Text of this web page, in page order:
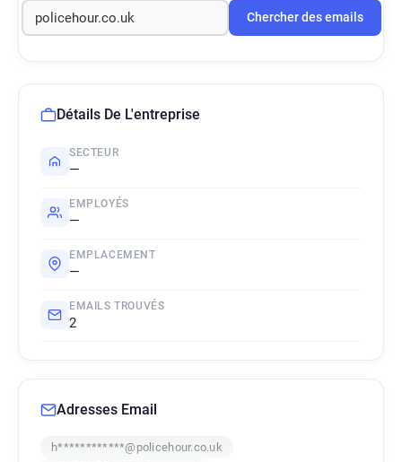
Chercher des emails
Détails De L'entreprise
SECTEUR
—
EMPLOYÉS
—
EMPLACEMENT
—
EMAILS TROUVÉS
2
Adresses Email
h************@policehour.co.uk